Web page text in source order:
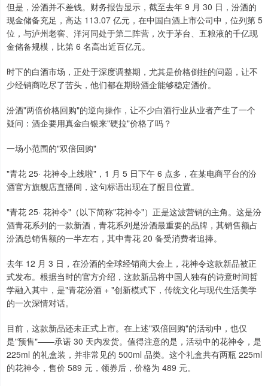
但是，汾酒并不差钱。财务报告显示，截至去年 9 月 30 日，汾酒的
现金储备充足，高达 113.07 亿元，在中国白酒上市公司中，位列第 5
位，与泸州老窖、洋河同处于第二阵营，次于茅台、五粮液的千亿现
金储备规模，比第 6 名高出近百亿元。
时下的白酒市场，正处于深度调整期，尤其是价格倒挂的问题，让不
少经销商吃尽了苦头，他们都在期盼酒企能够稳定酒价。
汾酒"两倍价格回购"的逆向操作，让不少白酒行业从业者产生了一个
疑问：酒企要用真金白银来"硬拉"价格了吗？
一场小范围的"双倍回购"
"青花 25· 花神令上线啦"，1 月 5 日下午 6 点多，在某电商平台的汾
酒官方旗舰店直播间，这句标语出现在了醒目位置。
"青花 25· 花神令"（以下简称"花神令"）正是这波营销的主角。这是汾
酒青花系列的一款新酒，青花系列是汾酒最重要的品牌，其销售额占
汾酒总销售额的一半左右，其中青花 20 备受消费者追捧。
去年 12 月 3 日，在汾酒的全球经销商大会上，花神令这款新品被正
式发布。根据当时的官方介绍，这款新品将中国人独有的诗意时间哲
学融入其中，是"青花汾酒 + "创新模式下，传统文化与现代生活美学
的一次深情对话。
目前，这款新品还未正式上市。在上述"双倍回购"的活动中，也仅
是"预售"——承诺 30 天内发货。值得注意的是，活动中的花神令，是
225ml 的礼盒装，并非常见的 500ml 品类。这个礼盒共有两瓶 225ml
的花神令，售价 589 元，领券后，价格为 489 元。